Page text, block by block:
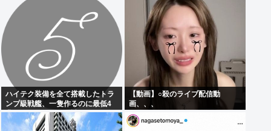
ハイテク装備を全て搭載したトラ
ンプ級戦艦、一隻作るのに最低4
兆円かかりいきなり詰む
【動画】○殺のライブ配信動
画、、、